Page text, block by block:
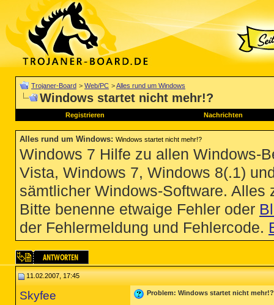
Trojaner-Board > Web/PC >Alles rund um Windows
Windows startet nicht mehr!?
Registrieren Nachrichten
Alles rund um Windows: Windows startet nicht mehr!?
Windows 7 Hilfe zu allen Windows-
Vista, Windows 7, Windows 8(.1)
sämtlicher Windows-Software.
Bitte benenne etwaige Fehler oder
der Fehlermeldung und Fehlercode.
11.02.2007, 17:45
Skyfee Problem: Windows startet nicht mehr!?